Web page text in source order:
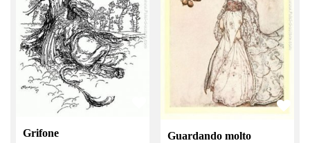
Grifone
Guardando molto